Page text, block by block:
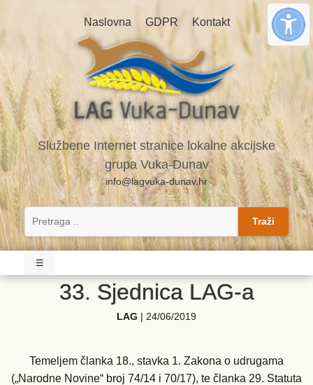
Naslovna GDPR Kontakt
Službene Internet stranice lokalne akcijske
grupa Vuka-Dunav
info@lagvuka-dunav.hr
Traži
☰
33. Sjednica LAG-a
LAG | 24/06/2019
Temeljem članka 18., stavka 1. Zakona o udrugama
(„Narodne Novine“ broj 74/14 i 70/17), te članka 29. Statuta